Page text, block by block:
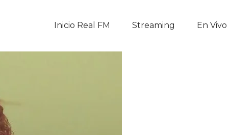
Inicio Real FM Streaming En Vivo
Descarga La APP
Programas